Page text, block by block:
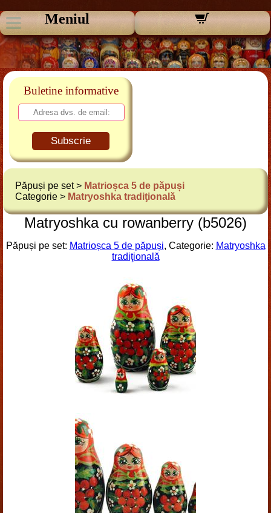
Meniul
Buletine informative
Subscrie
Păpuși pe set > Matrioșca 5 de păpuși
Categorie > Matryoshka tradiţională
Matryoshka cu rowanberry (b5026)
Păpuși pe set: Matrioșca 5 de păpuși, Categorie: Matryoshka
tradiţională